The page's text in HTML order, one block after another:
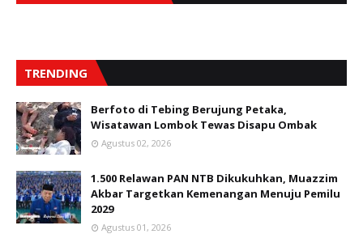
TRENDING
Berfoto di Tebing Berujung Petaka,
Wisatawan Lombok Tewas Disapu Ombak
Agustus 02, 2026
1.500 Relawan PAN NTB Dikukuhkan, Muazzim
Akbar Targetkan Kemenangan Menuju Pemilu
2029
Agustus 01, 2026